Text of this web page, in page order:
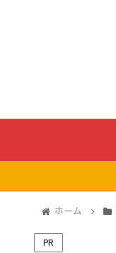
ホーム
PR